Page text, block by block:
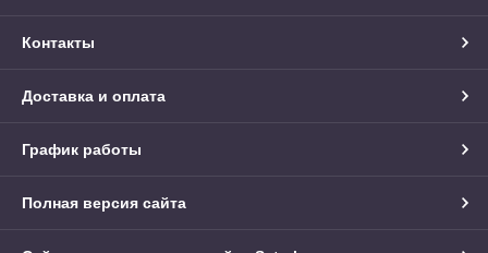
Контакты
Доставка и оплата
График работы
Полная версия сайта